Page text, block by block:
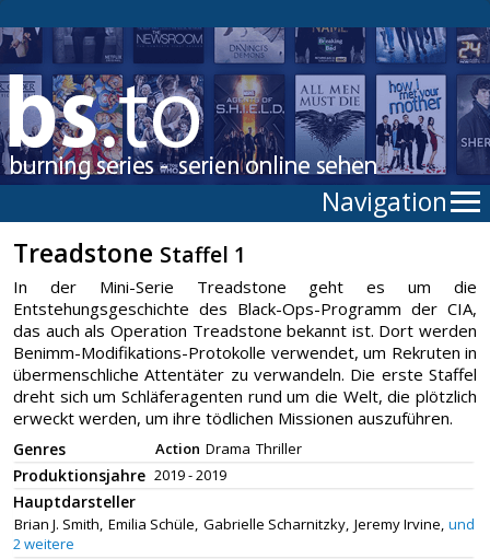
Navigation
Treadstone Staffel 1
In der Mini-Serie Treadstone geht es um die
Entstehungsgeschichte des Black-Ops-Programm der CIA,
das auch als Operation Treadstone bekannt ist. Dort werden
Benimm-Modifikations-Protokolle verwendet, um Rekruten in
übermenschliche Attentäter zu verwandeln. Die erste Staffel
dreht sich um Schläferagenten rund um die Welt, die plötzlich
erweckt werden, um ihre tödlichen Missionen auszuführen.
Genres Action Drama Thriller
Produktionsjahre 2019 - 2019
Hauptdarsteller
Brian J. Smith, Emilia Schüle, Gabrielle Scharnitzky, Jeremy Irvine, und
2 weitere